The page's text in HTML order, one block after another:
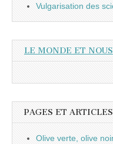
Vulgarisation des
LE MONDE ET NOUS
PAGES ET
Olive verte, olive